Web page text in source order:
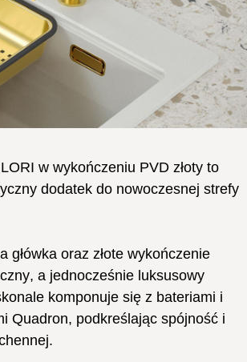
w wykończeniu PVD złoty to
dodatek do nowoczesnej strefy
główka oraz złote wykończenie
a jednocześnie luksusowy
komponuje się z bateriami i
Quadron, podkreślając spójność i